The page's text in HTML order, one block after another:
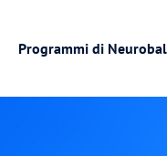
Programmi di